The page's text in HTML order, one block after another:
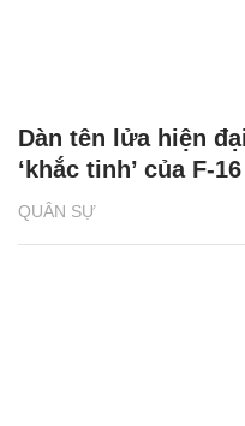
QUÂN SỰ
Dàn tên lửa hiện
‘khắc tinh’ của F-